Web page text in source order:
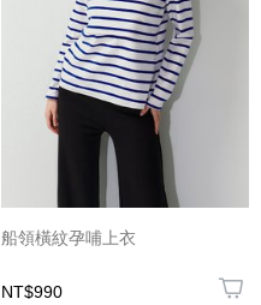
船領橫紋孕哺上衣
NT$990